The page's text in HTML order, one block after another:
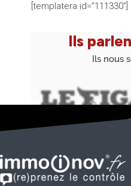
[templatera id=”111330″]
Ils
Ils nous